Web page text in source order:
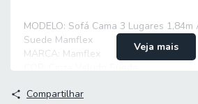
MODELO: Sofá Cama 3 Lugares
Suede Mamflex
MARCA: Mamflex
[ A ] = 95 cm / 47 cm (aberto)
Veja mais
Compartilhar